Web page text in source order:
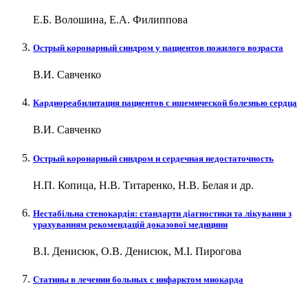
Е.Б. Волошина, Е.А. Филиппова
Острый коронарный синдром у пациентов пожилого возраста
В.И. Савченко
Кардиореабилитация пациентов с ишемической болезнью сердца
В.И. Савченко
Острый коронарный синдром и сердечная недостаточность
Н.П. Копица, Н.В. Титаренко, Н.В. Белая и др.
Нестабільна стенокардія: стандарти діагностики та лікування з
урахуванням рекомендацій доказової медицини
В.І. Денисюк, О.В. Денисюк, М.І. Пирогова
Статины в лечении больных с инфарктом миокарда